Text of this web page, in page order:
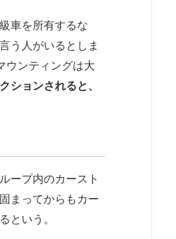
車を所有するな
う人がいるとしま
ウンティングは大
ョンされると、
ープ内のカースト
まってからもカー
という。